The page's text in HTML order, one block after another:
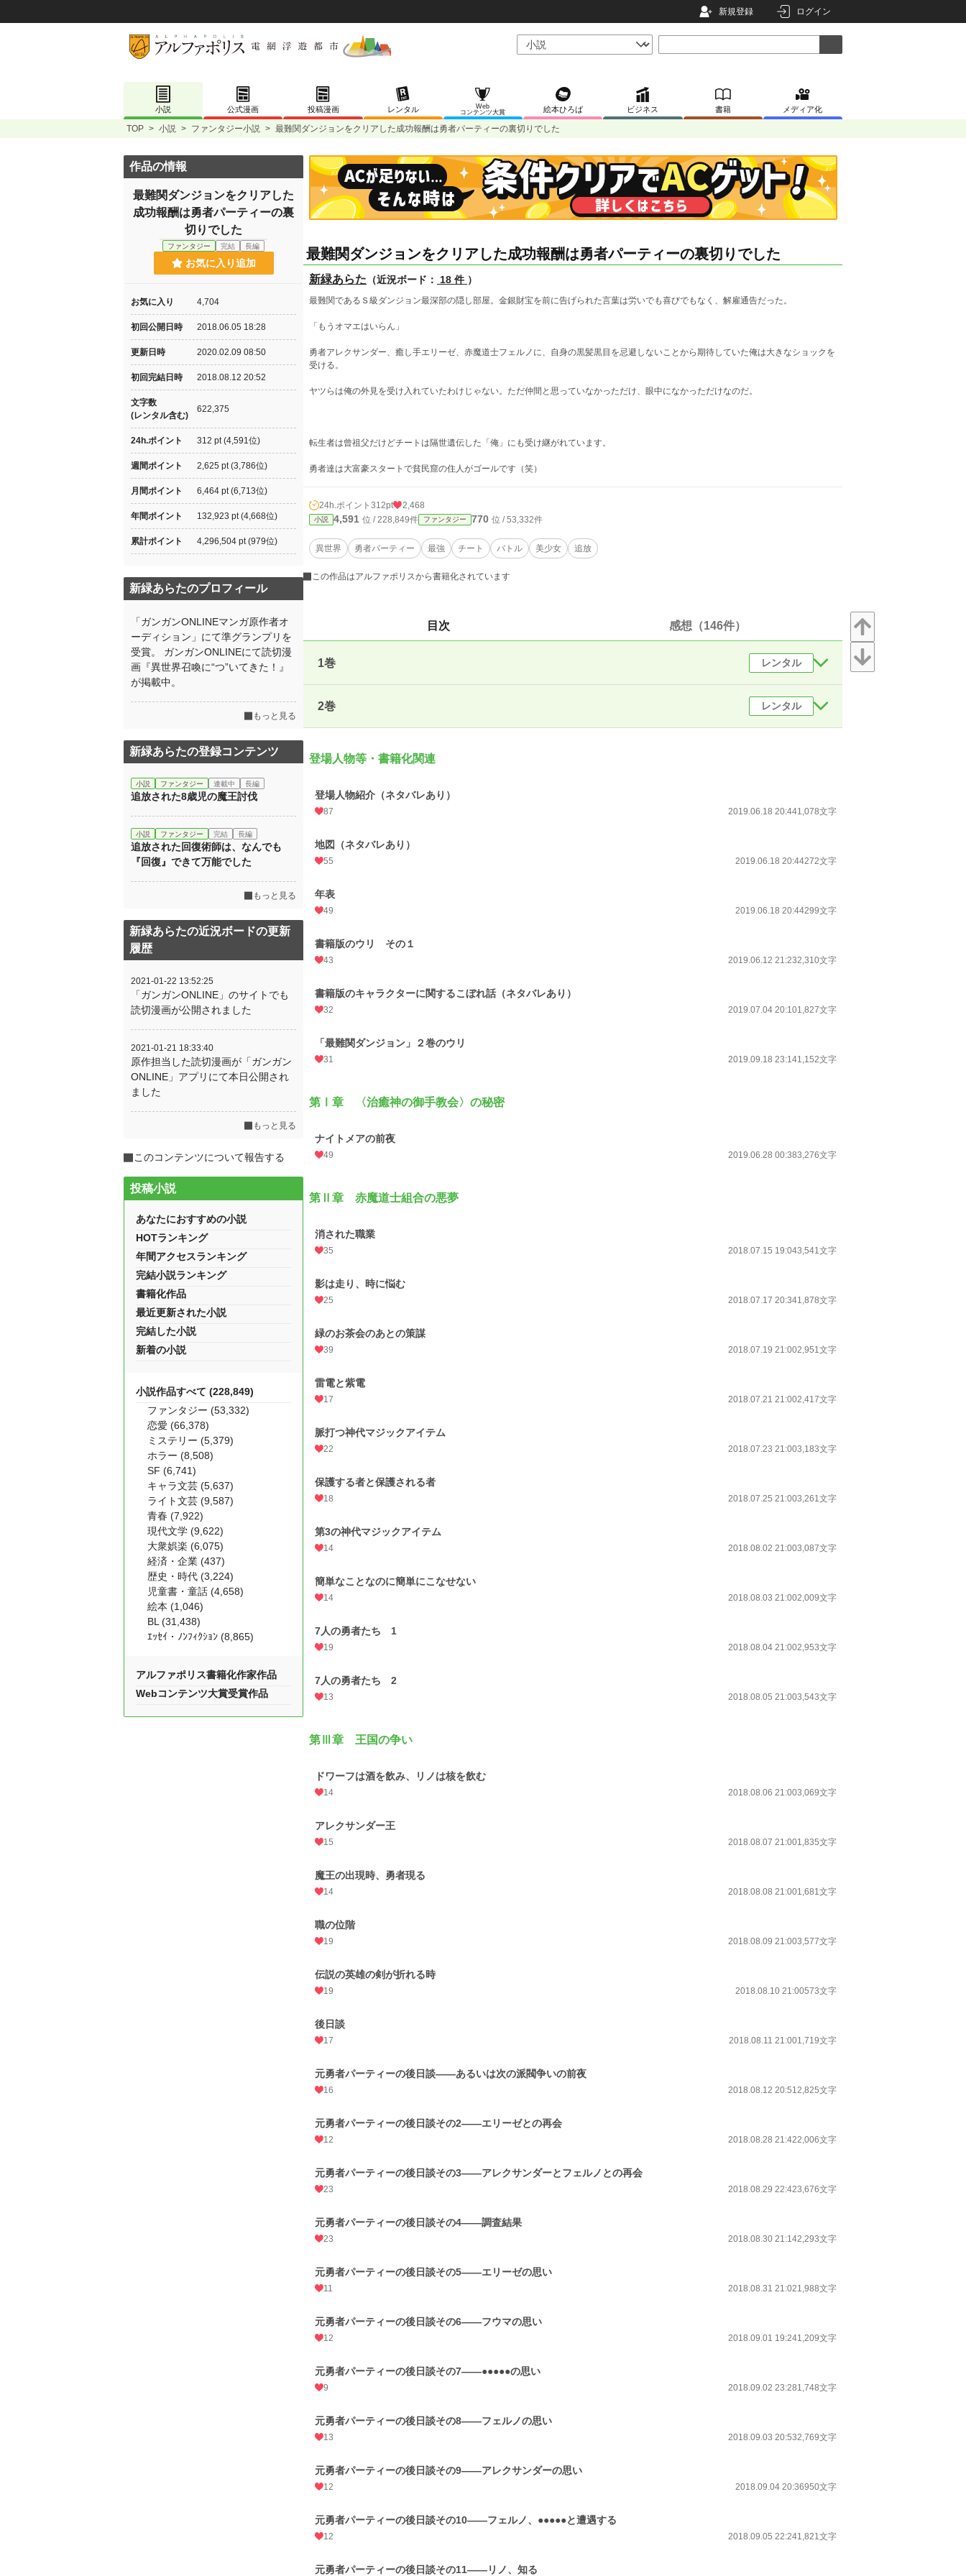
新規登録 ログイン
小説 公式漫画 投稿漫画 レンタル
Web
コンテンツ大賞
絵本ひろば ビジネス 書籍 メディア化
TOP > 小説 > ファンタジー小説 > 最難関ダンジョンをクリアした成功報酬は勇者パーティーの裏切りでした
最難関ダンジョンをクリアした成功報酬は勇者パーティーの裏切りでした
新緑あらた （近況ボード： 18 件 ）
最難関であるＳ級ダンジョン最深部の隠し部屋。金銀財宝を前に告げられた言葉は労いでも喜びでもなく、解雇通告だった。
「もうオマエはいらん」
勇者アレクサンダー、癒し手エリーゼ、赤魔道士フェルノに、自身の黒髪黒目を忌避しないことから期待していた俺は大きなショックを
受ける。
ヤツらは俺の外見を受け入れていたわけじゃない。ただ仲間と思っていなかっただけ、眼中になかっただけなのだ。
転生者は曾祖父だけどチートは隔世遺伝した「俺」にも受け継がれています。
勇者達は大富豪スタートで貧民窟の住人がゴールです（笑）
24h.ポイント 312pt 2,468
小説 4,591 位 / 228,849件 ファンタジー 770 位 / 53,332件
異世界 勇者パーティー 最強 チート バトル 美少女 追放
この作品はアルファポリスから書籍化されています
目次 感想（146件）
1巻 レンタル
2巻 レンタル
登場人物等・書籍化関連
登場人物紹介（ネタバレあり）
87 2019.06.18 20:441,078文字
地図（ネタバレあり）
55 2019.06.18 20:44272文字
年表
49 2019.06.18 20:44299文字
書籍版のウリ その１
43 2019.06.12 21:232,310文字
書籍版のキャラクターに関するこぼれ話（ネタバレあり）
32 2019.07.04 20:101,827文字
「最難関ダンジョン」２巻のウリ
31 2019.09.18 23:141,152文字
第Ⅰ章 〈治癒神の御手教会〉の秘密
ナイトメアの前夜
49 2019.06.28 00:383,276文字
第Ⅱ章 赤魔道士組合の悪夢
消された職業
35 2018.07.15 19:043,541文字
影は走り、時に悩む
25 2018.07.17 20:341,878文字
緑のお茶会のあとの策謀
39 2018.07.19 21:002,951文字
雷電と紫電
17 2018.07.21 21:002,417文字
脈打つ神代マジックアイテム
22 2018.07.23 21:003,183文字
保護する者と保護される者
18 2018.07.25 21:003,261文字
第3の神代マジックアイテム
14 2018.08.02 21:003,087文字
簡単なことなのに簡単にこなせない
14 2018.08.03 21:002,009文字
7人の勇者たち 1
19 2018.08.04 21:002,953文字
7人の勇者たち 2
13 2018.08.05 21:003,543文字
第Ⅲ章 王国の争い
ドワーフは酒を飲み、リノは核を飲む
14 2018.08.06 21:003,069文字
アレクサンダー王
15 2018.08.07 21:001,835文字
魔王の出現時、勇者現る
14 2018.08.08 21:001,681文字
職の位階
19 2018.08.09 21:003,577文字
伝説の英雄の剣が折れる時
19 2018.08.10 21:00573文字
後日談
17 2018.08.11 21:001,719文字
元勇者パーティーの後日談――あるいは次の派閥争いの前夜
16 2018.08.12 20:512,825文字
元勇者パーティーの後日談その2――エリーゼとの再会
12 2018.08.28 21:422,006文字
元勇者パーティーの後日談その3――アレクサンダーとフェルノとの再会
23 2018.08.29 22:423,676文字
元勇者パーティーの後日談その4――調査結果
23 2018.08.30 21:142,293文字
元勇者パーティーの後日談その5――エリーゼの思い
11 2018.08.31 21:021,988文字
元勇者パーティーの後日談その6――フウマの思い
12 2018.09.01 19:241,209文字
元勇者パーティーの後日談その7――●●●●●の思い
9 2018.09.02 23:281,748文字
元勇者パーティーの後日談その8――フェルノの思い
13 2018.09.03 20:532,769文字
元勇者パーティーの後日談その9――アレクサンダーの思い
12 2018.09.04 20:36950文字
元勇者パーティーの後日談その10――フェルノ、●●●●●と遭遇する
12 2018.09.05 22:241,821文字
元勇者パーティーの後日談その11――リノ、知る
作品の情報
最難関ダンジョンをクリアした
成功報酬は勇者パーティーの裏
切りでした
ファンタジー 完結 長編
お気に入り追加
お気に入り 4,704
初回公開日時 2018.06.05 18:28
更新日時 2020.02.09 08:50
初回完結日時 2018.08.12 20:52
文字数
(レンタル含む)
622,375
24h.ポイント 312 pt (4,591位)
週間ポイント 2,625 pt (3,786位)
月間ポイント 6,464 pt (6,713位)
年間ポイント 132,923 pt (4,668位)
累計ポイント 4,296,504 pt (979位)
新緑あらたのプロフィール
「ガンガンONLINEマンガ原作者オ
ーディション」にて準グランプリを
受賞。 ガンガンONLINEにて読切漫
画『異世界召喚に“つ”いてきた！』
が掲載中。
もっと見る
新緑あらたの登録コンテンツ
小説 ファンタジー 連載中 長編
追放された8歳児の魔王討伐
小説 ファンタジー 完結 長編
追放された回復術師は、なんでも
『回復』できて万能でした
もっと見る
新緑あらたの近況ボードの更新
履歴
2021-01-22 13:52:25
「ガンガンONLINE」のサイトでも
読切漫画が公開されました
2021-01-21 18:33:40
原作担当した読切漫画が「ガンガン
ONLINE」アプリにて本日公開され
ました
もっと見る
このコンテンツについて報告する
投稿小説
あなたにおすすめの小説
HOTランキング
年間アクセスランキング
完結小説ランキング
書籍化作品
最近更新された小説
完結した小説
新着の小説
小説作品すべて (228,849)
ファンタジー (53,332)
恋愛 (66,378)
ミステリー (5,379)
ホラー (8,508)
SF (6,741)
キャラ文芸 (5,637)
ライト文芸 (9,587)
青春 (7,922)
現代文学 (9,622)
大衆娯楽 (6,075)
経済・企業 (437)
歴史・時代 (3,224)
児童書・童話 (4,658)
絵本 (1,046)
BL (31,438)
ｴｯｾｲ・ﾉﾝﾌｨｸｼｮﾝ (8,865)
アルファポリス書籍化作家作品
Webコンテンツ大賞受賞作品